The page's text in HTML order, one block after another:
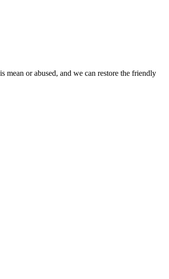
or abused, and we can restore the friendly